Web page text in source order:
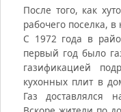
После того, как
рабочего поселка,
С 1972 года в
первый год было
газификацией
кухонных плит в
Газ доставлялся